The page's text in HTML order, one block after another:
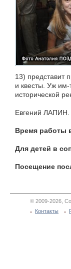
13) представит
и квесты. Уж им-
исторической
Евгений ЛАПИН.
Время работы
Для детей в
Посещение
© 2009-2026,
Контакты